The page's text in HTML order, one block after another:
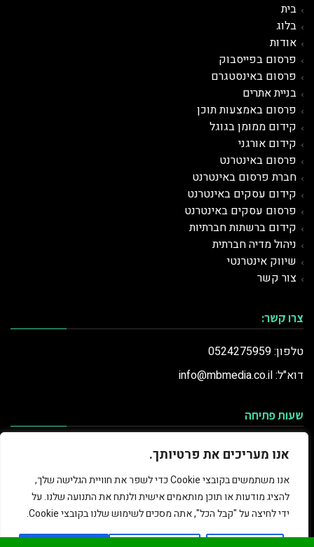
אנו מעריכים את פרטיותך.
אנו משתמשים בקובצי Cookie כדי לשפר את חוויית הגלישה שלך,
להציג מודעות או תוכן מותאמים אישית ולנתח את התנועה שלנו. על
ידי לחיצה על "קבל הכל", אתה מסכים לשימוש שלנו בקובצי Cookie.
בית
בלוג
אודות
פרסום בפייסבוק
פרסום באינסטגרם
בניית אתרים
פרסום באמצעות תוכן
קידום ממומן בגוגל
קידום אורגני
פרסום באינטרנט
חברת פרסום באינטרנט
קידום עסקים באינטרנט
פרסום עסקים באינטרנט
קידום ברשתות חברתיות
ניהול מדיה חברתית
שיווק אינטרנטי
צור קשר
צרו קשר:
טלפון: 0524275959
דוא"ל: info@mbmedia.co.il
שעות פתיחה
ראשון
שלישי
9:00-20:00
רביעי
9:00-20:00
חמישי
9:00-20:00
שישי
9:00-16:00